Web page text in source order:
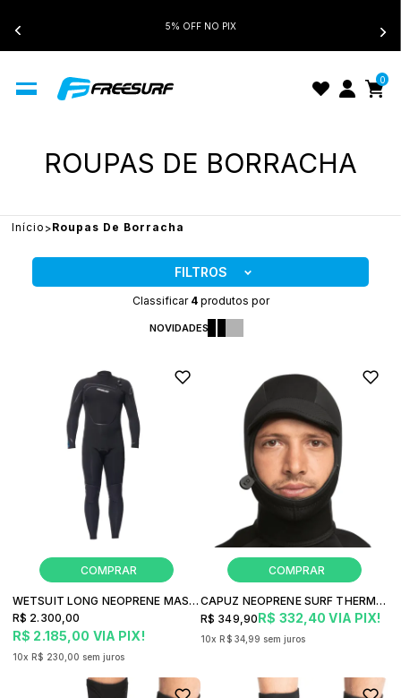
5% OFF NO PIX
0
ROUPAS DE BORRACHA
Início Roupas De Borracha
Classificar 4produtos por
NOVIDADES
FILTROS
WETSUIT LONG NEOPRENE MASCULINO FREESURF X-LIGHTER 3.2
R$ 2.185,00 VIA PIX!
R$ 2.300,00
10x R$ 230,00 sem juros
CAPUZ NEOPRENE SURF THERMOSKIN GLAB-01-COW MERGULHO
R$ 332,40 VIA PIX!
R$ 349,90
10x R$ 34,99 sem juros